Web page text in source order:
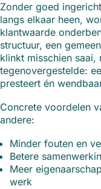
Zonder goed
langs elkaar heen,
klantwaarde
structuur, een
klinkt misschien
tegenovergestelde:
presteert én
Concrete voordelen
andere:
Minder fouten en
Betere
Meer
werk